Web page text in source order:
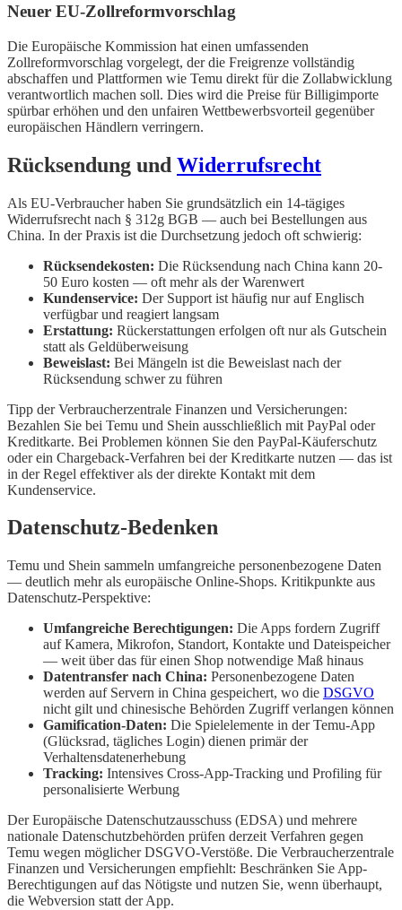
Neuer EU-Zollreformvorschlag
Die Europäische Kommission hat einen umfassenden
Zollreformvorschlag vorgelegt, der die Freigrenze vollständig
abschaffen und Plattformen wie Temu direkt für die Zollabwicklung
verantwortlich machen soll. Dies wird die Preise für Billigimporte
spürbar erhöhen und den unfairen Wettbewerbsvorteil gegenüber
europäischen Händlern verringern.
Rücksendung und Widerrufsrecht
Als EU-Verbraucher haben Sie grundsätzlich ein 14-tägiges
Widerrufsrecht nach § 312g BGB — auch bei Bestellungen aus
China. In der Praxis ist die Durchsetzung jedoch oft schwierig:
Rücksendekosten: Die Rücksendung nach China kann 20-
50 Euro kosten — oft mehr als der Warenwert
Kundenservice: Der Support ist häufig nur auf Englisch
verfügbar und reagiert langsam
Erstattung: Rückerstattungen erfolgen oft nur als Gutschein
statt als Geldüberweisung
Beweislast: Bei Mängeln ist die Beweislast nach der
Rücksendung schwer zu führen
Tipp der Verbraucherzentrale Finanzen und Versicherungen:
Bezahlen Sie bei Temu und Shein ausschließlich mit PayPal oder
Kreditkarte. Bei Problemen können Sie den PayPal-Käuferschutz
oder ein Chargeback-Verfahren bei der Kreditkarte nutzen — das ist
in der Regel effektiver als der direkte Kontakt mit dem
Kundenservice.
Datenschutz-Bedenken
Temu und Shein sammeln umfangreiche personenbezogene Daten
— deutlich mehr als europäische Online-Shops. Kritikpunkte aus
Datenschutz-Perspektive:
Umfangreiche Berechtigungen: Die Apps fordern Zugriff
auf Kamera, Mikrofon, Standort, Kontakte und Dateispeicher
— weit über das für einen Shop notwendige Maß hinaus
Datentransfer nach China: Personenbezogene Daten
werden auf Servern in China gespeichert, wo die DSGVO
nicht gilt und chinesische Behörden Zugriff verlangen können
Gamification-Daten: Die Spielelemente in der Temu-App
(Glücksrad, tägliches Login) dienen primär der
Verhaltensdatenerhebung
Tracking: Intensives Cross-App-Tracking und Profiling für
personalisierte Werbung
Der Europäische Datenschutzausschuss (EDSA) und mehrere
nationale Datenschutzbehörden prüfen derzeit Verfahren gegen
Temu wegen möglicher DSGVO-Verstöße. Die Verbraucherzentrale
Finanzen und Versicherungen empfiehlt: Beschränken Sie App-
Berechtigungen auf das Nötigste und nutzen Sie, wenn überhaupt,
die Webversion statt der App.